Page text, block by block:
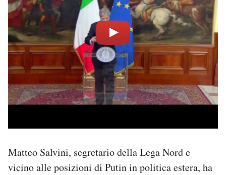
Matteo Salvini, segretario della Lega Nord e
vicino alle posizioni di Putin in politica estera, ha